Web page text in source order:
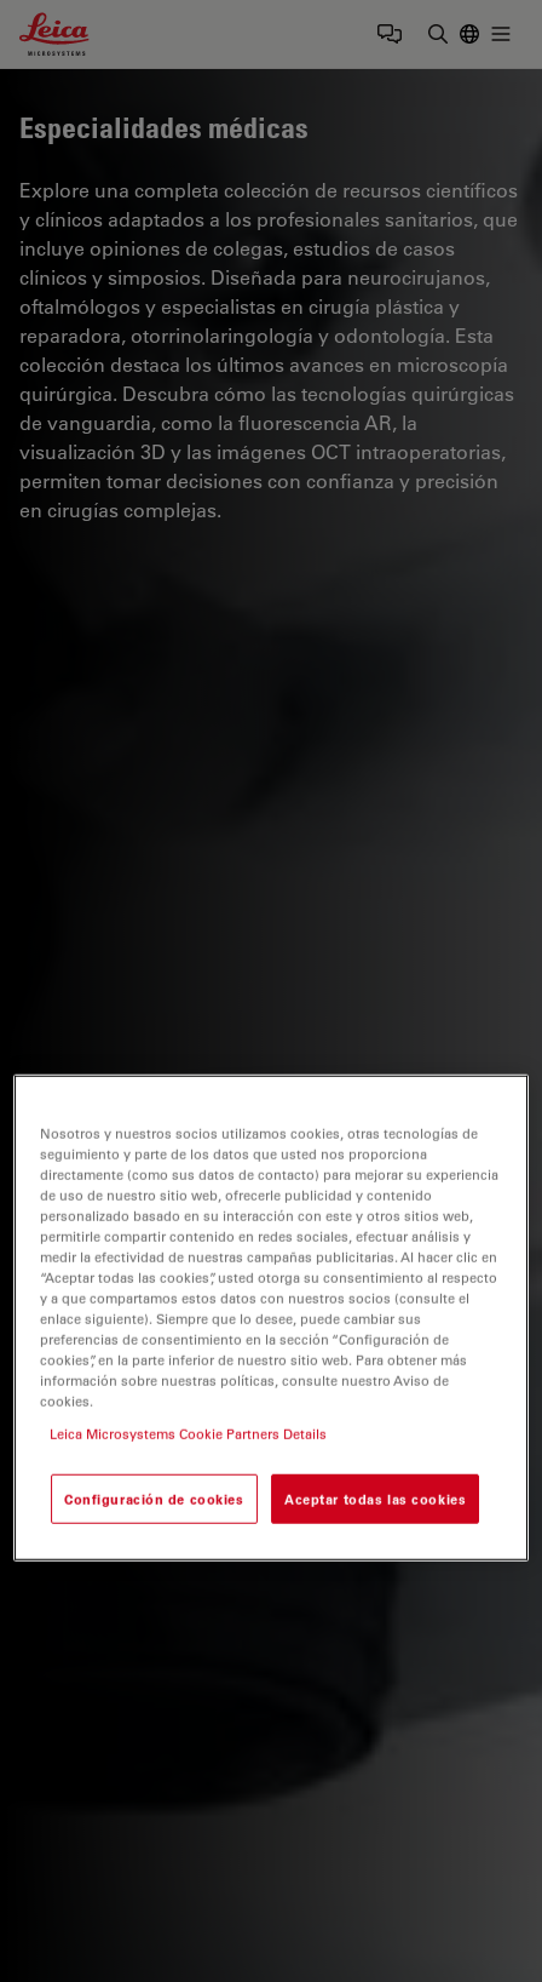
Leica Microsystems Logo
Especialidades médicas
Explore una completa colección de recursos científicos
y clínicos adaptados a los profesionales sanitarios, que
incluye opiniones de colegas, estudios de casos
clínicos y simposios. Diseñada para neurocirujanos,
oftalmólogos y especialistas en cirugía plástica y
reparadora, otorrinolaringología y odontología. Esta
colección destaca los últimos avances en microscopía
quirúrgica. Descubra cómo las tecnologías quirúrgicas
de vanguardia, como la fluorescencia AR, la
visualización 3D y las imágenes OCT intraoperatorias,
permiten tomar decisiones con confianza y precisión
en cirugías complejas.
Nosotros y nuestros socios utilizamos cookies, otras tecnologías de
seguimiento y parte de los datos que usted nos proporciona
directamente (como sus datos de contacto) para mejorar su experiencia
de uso de nuestro sitio web, ofrecerle publicidad y contenido
personalizado basado en su interacción con este y otros sitios web,
permitirle compartir contenido en redes sociales, efectuar análisis y
medir la efectividad de nuestras campañas publicitarias. Al hacer clic en
“Aceptar todas las cookies”, usted otorga su consentimiento al respecto
y a que compartamos estos datos con nuestros socios (consulte el
enlace siguiente). Siempre que lo desee, puede cambiar sus
preferencias de consentimiento en la sección “Configuración de
cookies”, en la parte inferior de nuestro sitio web. Para obtener más
información sobre nuestras políticas, consulte nuestro Aviso de
cookies.
Leica Microsystems Cookie Partners Details
Configuración de cookies Aceptar todas las cookies